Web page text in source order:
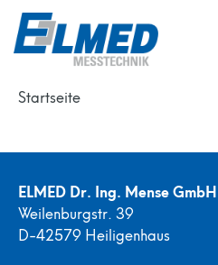
Startseite
ELMED Dr. Ing. Mense GmbH
Weilenburgstr. 39
D-42579 Heiligenhaus